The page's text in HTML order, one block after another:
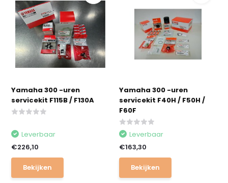
Yamaha 300 -uren
servicekit F115B / F130A
Leverbaar
€226,10
Bekijken
Yamaha 300 -uren
servicekit F40H / F50H /
F60F
Leverbaar
€163,30
Bekijken